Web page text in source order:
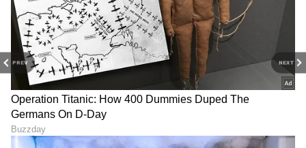
PREV NEXT
ನೀವು ನಿಲ್ದಾಣದಿಂದ ಸಾಮಾನ್ಯ ಟಿಕೆಟಿಂಗ್‌ನಂತಹ ವಿವಿಧ
ಸೇವೆಗಳನ್ನು ಬುಕ್ ಮಾಡಬಹುದು. ಇದು ಜನರು ನಿಲ್ದಾಣದಲ್ಲಿ
ಸಾಲಿನಲ್ಲಿ ನಿಲ್ಲುವ ಅಗತ್ಯವನ್ನು ಕಡಿಮೆ ಮಾಡುತ್ತದೆ. ಇದು
ದಿನನಿತ್ಯದ ಪ್ರಯಾಣಿಕರಿಗೆ ವಿಶೇಷವಾಗಿ ಉಪಯುಕ್ತವಾಗಿದೆ.
ನೀವು ನಿಮ್ಮ ಸಂಪೂರ್ಣ ಪ್ರೊಫೈಲ್ ಅನ್ನು ರೈಲ್‌ಒನ್
ಅಪ್ಲಿಕೇಶನ್‌ನಲ್ಲಿ ಮುಂಚಿತವಾಗಿ ಉಳಿಸಬಹುದು,
ಪ್ರಯಾಣಿಕರ ವಿವರಗಳನ್ನು ಪದೇ ಪದೇ ನಮೂದಿಸುವ